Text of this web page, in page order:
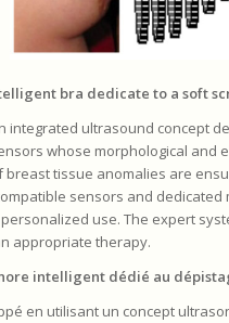
bra dedicate to a soft
ultrasound concept
whose morphological
tissue anomalies are
sensors and
use. The expert
appropriate therapy.
intelligent dédié au
en utilisant un concept